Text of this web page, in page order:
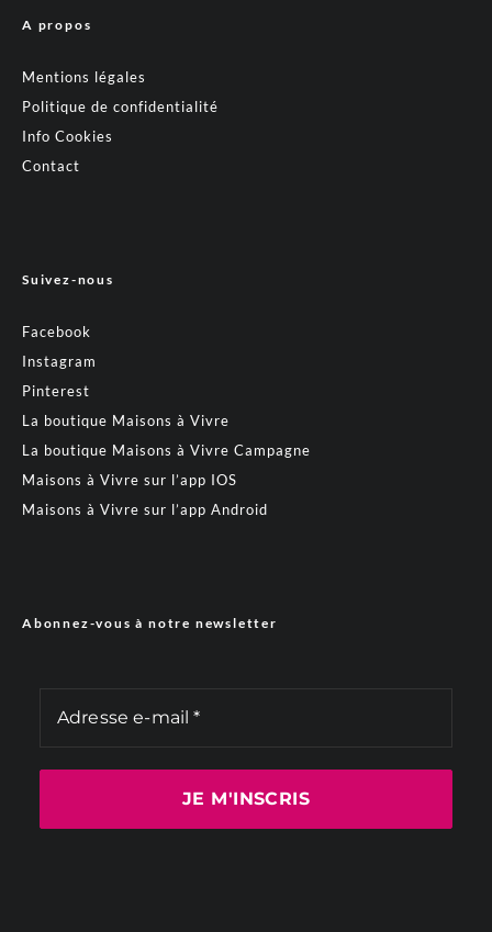
A propos
Mentions légales
Politique de confidentialité
Info Cookies
Contact
Suivez-nous
Facebook
Instagram
Pinterest
La boutique Maisons à Vivre
La boutique Maisons à Vivre Campagne
Maisons à Vivre sur l’app IOS
Maisons à Vivre sur l’app Android
Abonnez-vous à notre newsletter